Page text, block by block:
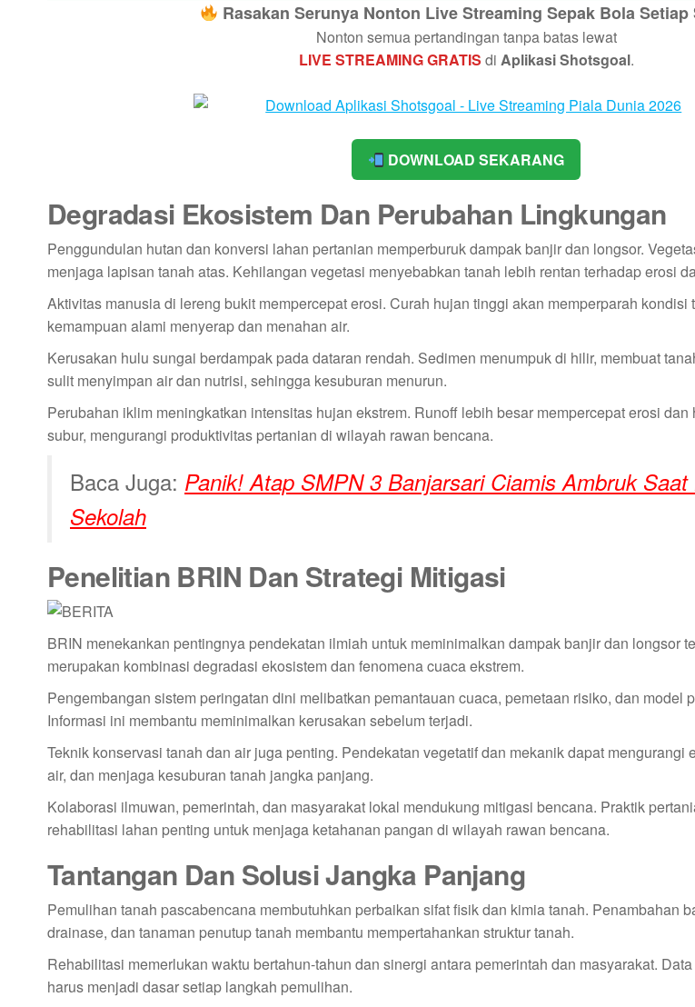
Rasakan Serunya Nonton Live Streaming Sepak Bola Setiap
Nonton semua pertandingan tanpa batas lewat
LIVE STREAMING GRATIS di Aplikasi Shotsgoal.
DOWNLOAD SEKARANG
Degradasi Ekosistem Dan Perubahan Lingkungan
Penggundulan hutan dan konversi lahan pertanian memperburuk dampak banjir dan longsor.
menjaga lapisan tanah atas. Kehilangan vegetasi menyebabkan tanah lebih rentan terhadap erosi
Aktivitas manusia di lereng bukit mempercepat erosi. Curah hujan tinggi akan memperparah kondisi
kemampuan alami menyerap dan menahan air.
Kerusakan hulu sungai berdampak pada dataran rendah. Sedimen menumpuk di hilir, membuat
sulit menyimpan air dan nutrisi, sehingga kesuburan menurun.
Perubahan iklim meningkatkan intensitas hujan ekstrem. Runoff lebih besar mempercepat erosi
subur, mengurangi produktivitas pertanian di wilayah rawan bencana.
Baca Juga: Panik! Atap SMPN 3 Banjarsari Ciamis Ambruk
Sekolah
Penelitian BRIN Dan Strategi Mitigasi
BRIN menekankan pentingnya pendekatan ilmiah untuk meminimalkan dampak banjir dan longsor
merupakan kombinasi degradasi ekosistem dan fenomena cuaca ekstrem.
Pengembangan sistem peringatan dini melibatkan pemantauan cuaca, pemetaan risiko, dan model
Informasi ini membantu meminimalkan kerusakan sebelum terjadi.
Teknik konservasi tanah dan air juga penting. Pendekatan vegetatif dan mekanik dapat mengurangi
air, dan menjaga kesuburan tanah jangka panjang.
Kolaborasi ilmuwan, pemerintah, dan masyarakat lokal mendukung mitigasi bencana. Praktik
rehabilitasi lahan penting untuk menjaga ketahanan pangan di wilayah rawan bencana.
Tantangan Dan Solusi Jangka Panjang
Pemulihan tanah pascabencana membutuhkan perbaikan sifat fisik dan kimia tanah. Penambahan
drainase, dan tanaman penutup tanah membantu mempertahankan struktur tanah.
Rehabilitasi memerlukan waktu bertahun-tahun dan sinergi antara pemerintah dan masyarakat.
harus menjadi dasar setiap langkah pemulihan.